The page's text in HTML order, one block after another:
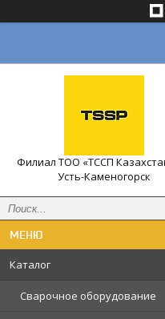
Филиал ТОО «ТССП
Усть-Каменогорск
Каталог
Сварочное оборудование